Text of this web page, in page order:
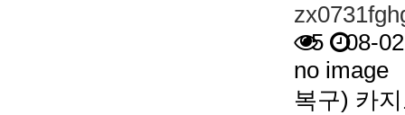
5 08-02
no image
복구) 카